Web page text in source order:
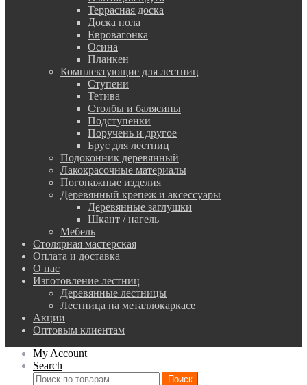
Террасная доска
Доска пола
Евровагонка
Осина
Планкен
Комплектующие для лестниц
Ступени
Тетива
Столбы и балясины
Подступенки
Поручень и другое
Брус для лестниц
Подоконник деревянный
Лакокрасочные материалы
Погонажные изделия
Деревянный крепеж и аксессуары
Деревянные заглушки
Шкант / нагель
Мебель
Столярная мастерская
Оплата и доставка
О нас
Изготовление лестниц
Деревянные лестницы
Лестница на металлокаркасе
Акции
Оптовым клиентам
My Account
Search
Искать:
Поиск